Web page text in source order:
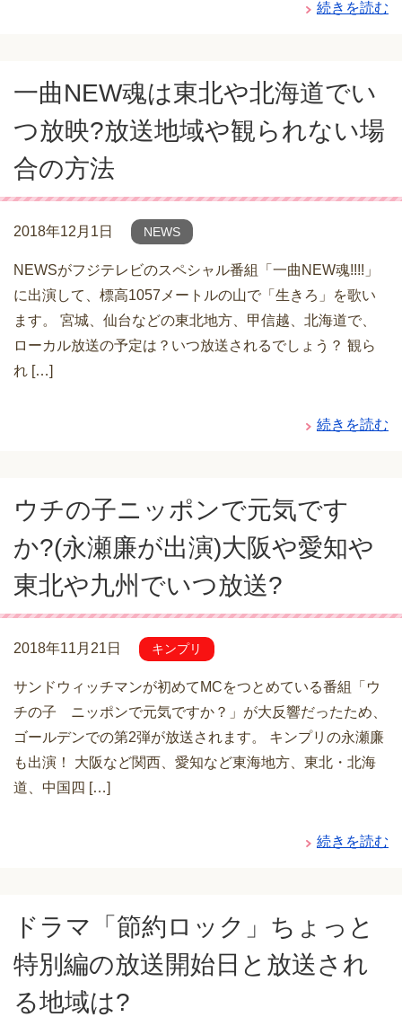
続きを読む
一曲NEW魂は東北や北海道でい
つ放映?放送地域や観られない場
合の方法
2018年12月1日 NEWS
NEWSがフジテレビのスペシャル番組「一曲NEW魂!!!!」
に出演して、標高1057メートルの山で「生きろ」を歌い
ます。 宮城、仙台などの東北地方、甲信越、北海道で、
ローカル放送の予定は？いつ放送されるでしょう？ 観ら
れ […]
続きを読む
ウチの子ニッポンで元気です
か?(永瀬廉が出演)大阪や愛知や
東北や九州でいつ放送?
2018年11月21日 キンプリ
サンドウィッチマンが初めてMCをつとめている番組「ウ
チの子 ニッポンで元気ですか？」が大反響だったため、
ゴールデンでの第2弾が放送されます。 キンプリの永瀬廉
も出演！ 大阪など関西、愛知など東海地方、東北・北海
道、中国四 […]
続きを読む
ドラマ「節約ロック」ちょっと
特別編の放送開始日と放送され
る地域は?